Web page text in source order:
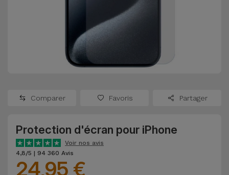
OnePlus
Google
Reconditionnés
Reconditionnés
Consoles de
Jeux
Reconditionnées
Batteries
Chargeurs
Ecouteurs
Comparer Favoris Partager
Protection d'écran pour iPhone
Voir nos avis
4,8/5 | 94 360 Avis
24,95 €